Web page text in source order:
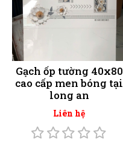
Gạch ốp tường 40x80
cao cấp men bóng tại
long an
Liên hệ